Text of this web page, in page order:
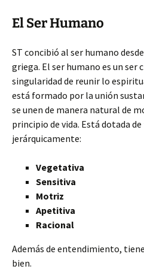
El Ser Humano
ST concibió al ser humano
griega. El ser humano es un ser
singularidad de reunir lo
está formado por la unión
se unen de manera natural de
principio de vida. Está dotada
jerárquicamente:
Vegetativa
Sensitiva
Motriz
Apetitiva
Racional
Además de entendimiento,
bien.